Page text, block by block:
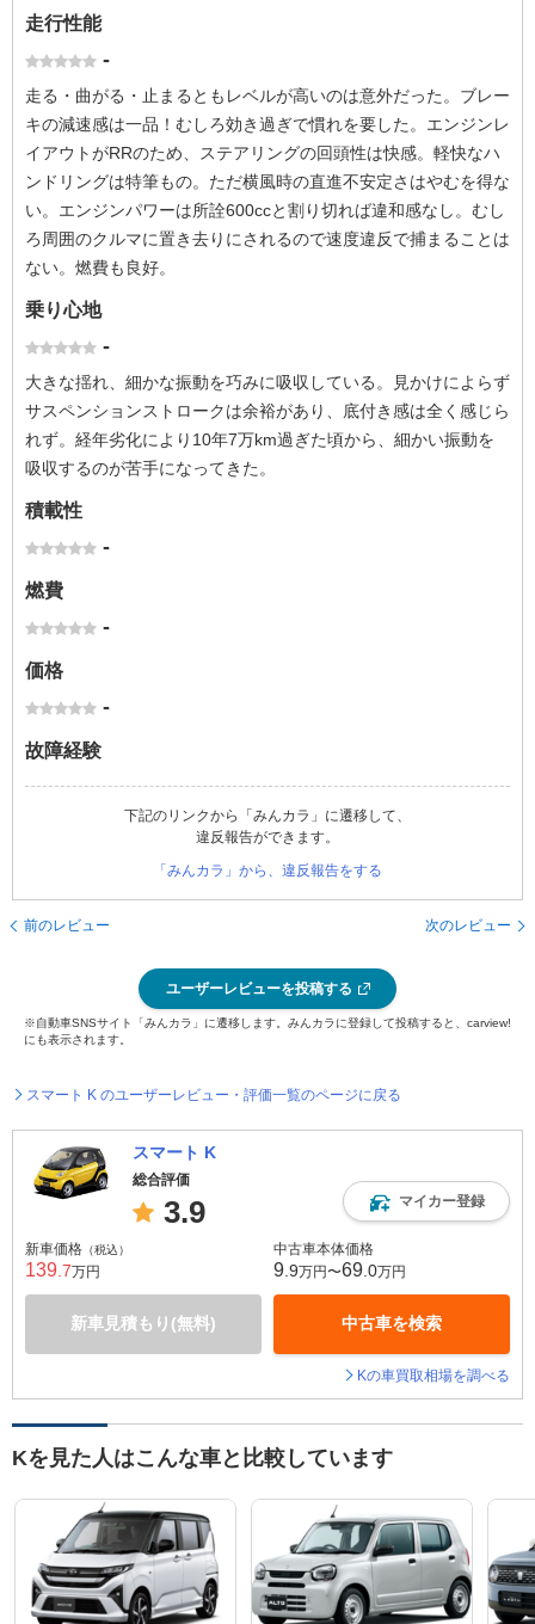
走行性能
-
走る・曲がる・止まるともレベルが高いのは意外だった。ブレー
キの減速感は一品！むしろ効き過ぎで慣れを要した。エンジンレ
イアウトがRRのため、ステアリングの回頭性は快感。軽快なハ
ンドリングは特筆もの。ただ横風時の直進不安定さはやむを得な
い。エンジンパワーは所詮600ccと割り切れば違和感なし。むし
ろ周囲のクルマに置き去りにされるので速度違反で捕まることは
ない。燃費も良好。
乗り心地
-
大きな揺れ、細かな振動を巧みに吸収している。見かけによらず
サスペンションストロークは余裕があり、底付き感は全く感じら
れず。経年劣化により10年7万km過ぎた頃から、細かい振動を
吸収するのが苦手になってきた。
積載性
-
燃費
-
価格
-
故障経験
下記のリンクから「みんカラ」に遷移して、
違反報告ができます。
「みんカラ」から、違反報告をする
前のレビュー 次のレビュー
ユーザーレビューを投稿する
※自動車SNSサイト「みんカラ」に遷移します。みんカラに登録して投稿すると、carview!
にも表示されます。
スマート K のユーザーレビュー・評価一覧のページに戻る
スマート K
総合評価
3.9 マイカー登録
新車価格 （税込）
139 .7万円
新車見積もり(無料)
中古車本体価格
9 .9万円〜69 .0万円
中古車を検索
Kの車買取相場を調べる
Kを見た人はこんな車と比較しています